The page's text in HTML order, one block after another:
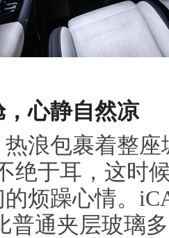
，心静自然凉
浪包裹着整
绝于耳，这时
烦躁心情。
普通夹层玻璃